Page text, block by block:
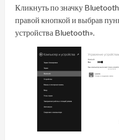
Кликнуть по значку
правой кнопкой и выбрав
устройства Bluetooth».